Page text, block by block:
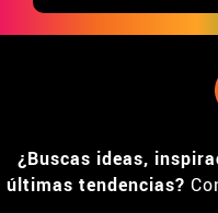
¿Buscas ideas,
últimas tendencias?